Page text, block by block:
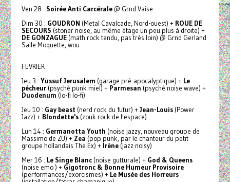
Ven 28 : Soirée Anti Carcérale@ Grnd Vaise
Dim 30 : GOUDRON (Metal Cavalcade, Nord-ouest) + ROUE DE
SECOURS (stoner noise, au même étage un peu plus à droite) +
DE GONZAGUE(math rock tendu, pas très loin) @ Grnd Gerland
Salle Moquette, wou
FEVRIER
Jeu 3 : Yussuf Jerusalem (garage pré-apocalyptique) + Le
pécheur(psyché punk miel) + Parmesan (psyché noise wave) +
Duodenum (lo-fi lo-fi)
Jeu 10 : Gay beast (nerd rock du futur) +Jean-Louis(Power
Jazz) + Blondette's (zouk rock de l'espace)
Lun 14 : Germanotta Youth (noise jazzy, nouveau groupe de
Massimo de ZU) + Zea (pop punk, par le chanteur du petit
groupe hollandais The Ex) + Irène(jazz noisy)
Mer 16 : Le Singe Blanc (noise gutturale) + God & Queens
(noise emo ) + Gigotronc & Bonne Humeur Provisoire
(performances/exorcismes) + Le Musée des Horreurs